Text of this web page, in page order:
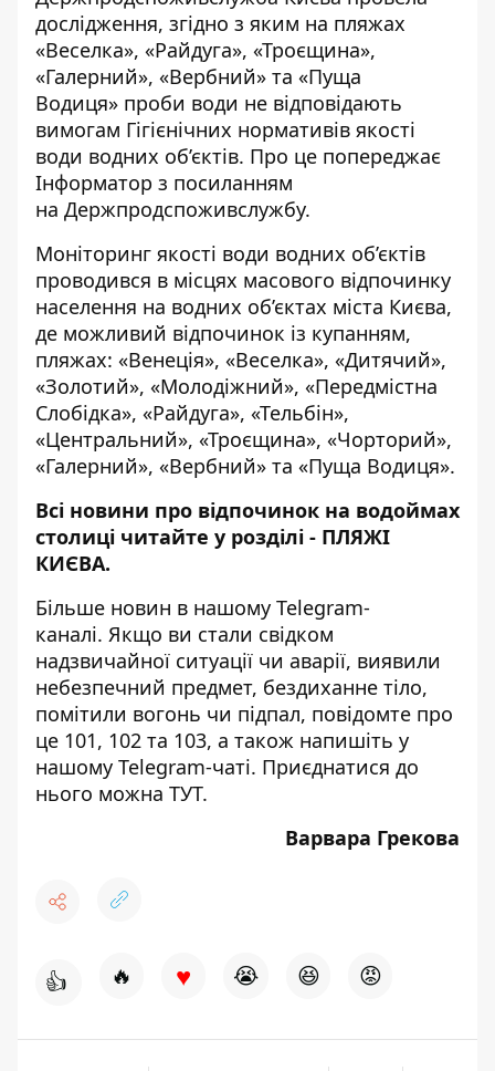
дослідження, згідно з яким на пляжах
«Веселка», «Райдуга», «Троєщина»,
«Галерний», «Вербний» та «Пуща
Водиця» проби води не відповідають
вимогам Гігієнічних нормативів якості
води водних об’єктів. Про це попереджає
Інформатор з посиланням
на Держпродспоживслужбу.
Моніторинг якості води водних об’єктів
проводився в місцях масового відпочинку
населення на водних об’єктах міста Києва,
де можливий відпочинок із купанням,
пляжах: «Венеція», «Веселка», «Дитячий»,
«Золотий», «Молодіжний», «Передмістна
Слобідка», «Райдуга», «Тельбін»,
«Центральний», «Троєщина», «Чорторий»,
«Галерний», «Вербний» та «Пуща Водиця».
Всі новини про відпочинок на водоймах
столиці читайте у розділі - ПЛЯЖІ
КИЄВА.
Більше новин в нашому Telegram-
каналі. Якщо ви стали свідком
надзвичайної ситуації чи аварії, виявили
небезпечний предмет, бездиханне тіло,
помітили вогонь чи підпал, повідомте про
це 101, 102 та 103, а також напишіть у
нашому Telegram-чаті. Приєднатися до
нього можна ТУТ.
Варвара Грекова
👍 🔥 ♥ 😭 😆 😡